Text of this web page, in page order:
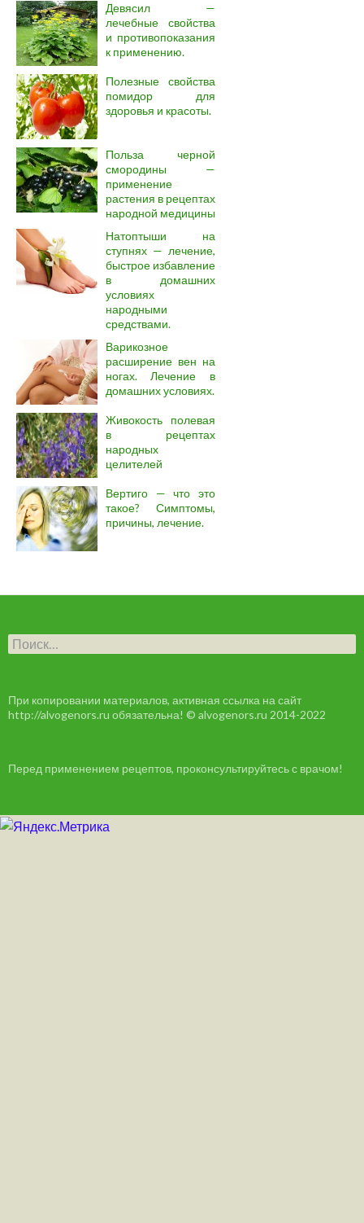
Девясил —
лечебные свойства
и противопоказания
к применению.
Полезные свойства
помидор для
здоровья и красоты.
Польза черной
смородины —
применение
растения в рецептах
народной медицины
Натоптыши на
ступнях — лечение,
быстрое избавление
в домашних
условиях
народными
средствами.
Варикозное
расширение вен на
ногах. Лечение в
домашних условиях.
Живокость полевая
в рецептах
народных
целителей
Вертиго — что это
такое? Симптомы,
причины, лечение.
Н
а
и
:
При копировании материалов, активная ссылка на сайт
http://alvogenors.ru обязательна! © alvogenors.ru 2014-2022
Перед применением рецептов, проконсультируйтесь с врачом!